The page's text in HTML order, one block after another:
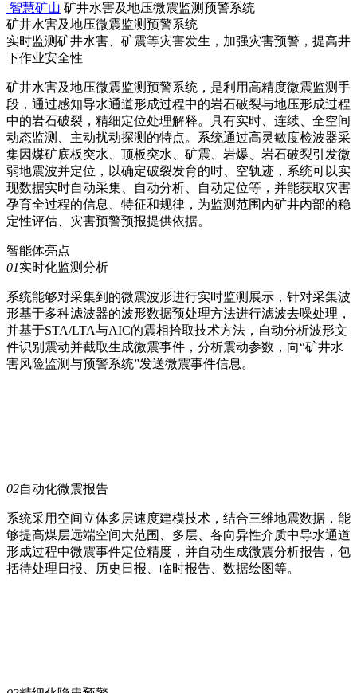
智慧矿山 矿井水害及地压微震监测预警系统
矿井水害及地压微震监测预警系统
实时监测矿井水害、矿震等灾害发生，加强灾害预警，提高井
下作业安全性
矿井水害及地压微震监测预警系统，是利用高精度微震监测手
段，通过感知导水通道形成过程中的岩石破裂与地压形成过程
中的岩石破裂，精细定位处理解释。具有实时、连续、全空间
动态监测、主动扰动探测的特点。系统通过高灵敏度检波器采
集因煤矿底板突水、顶板突水、矿震、岩爆、岩石破裂引发微
弱地震波并定位，以确定破裂发育的时、空轨迹，系统可以实
现数据实时自动采集、自动分析、自动定位等，并能获取灾害
孕育全过程的信息、特征和规律，为监测范围内矿井内部的稳
定性评估、灾害预警预报提供依据。
智能体亮点
01实时化监测分析
系统能够对采集到的微震波形进行实时监测展示，针对采集波
形基于多种滤波器的波形数据预处理方法进行滤波去噪处理，
并基于STA/LTA与AIC的震相拾取技术方法，自动分析波形文
件识别震动并截取生成微震事件，分析震动参数，向“矿井水
害风险监测与预警系统”发送微震事件信息。
02自动化微震报告
系统采用空间立体多层速度建模技术，结合三维地震数据，能
够提高煤层远端空间大范围、多层、各向异性介质中导水通道
形成过程中微震事件定位精度，并自动生成微震分析报告，包
括待处理日报、历史日报、临时报告、数据绘图等。